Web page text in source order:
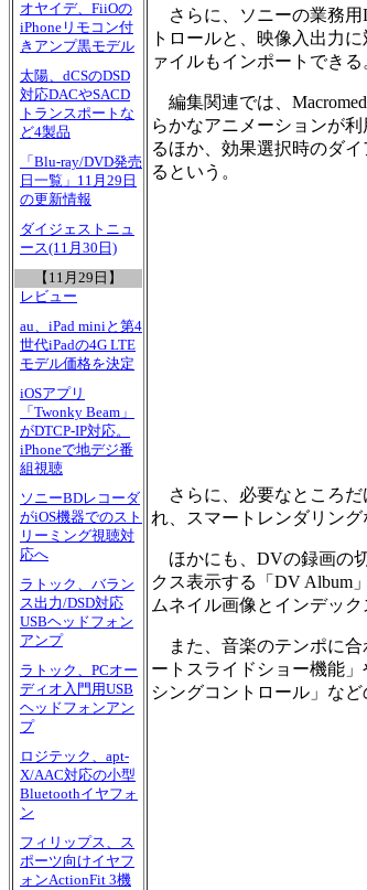
オヤイデ、FiiOの
iPhoneリモコン付
きアンプ黒モデル
太陽、dCSのDSD
対応DACやSACD
トランスポートな
ど4製品
「Blu-ray/DVD発売
日一覧」11月29日
の更新情報
ダイジェストニュ
ース(11月30日)
【11月29日】
レビュー
au、iPad miniと第4
世代iPadの4G LTE
モデル価格を決定
iOSアプリ
「Twonky Beam」
がDTCP-IP対応。
iPhoneで地デジ番
組視聴
ソニーBDレコーダ
がiOS機器でのスト
リーミング視聴対
応へ
ラトック、バラン
ス出力/DSD対応
USBヘッドフォン
アンプ
ラトック、PCオー
ディオ入門用USB
ヘッドフォンアン
プ
ロジテック、apt-
X/AAC対応の小型
Bluetoothイヤフォ
ン
フィリップス、ス
ポーツ向けイヤフ
ォンActionFit 3機
さらに、ソニーの業務用
トロールと、映像入出力
ァイルもインポートできる
編集関連では、
らかなアニメーションが
るほか、効果選択時のダ
るという。
さらに、必要なところだ
れ、スマートレンダリン
ほかにも、DVの録画の
クス表示する「DV Album
ムネイル画像とインデッ
また、音楽のテンポに合
ートスライドショー機能
シングコントロール」など